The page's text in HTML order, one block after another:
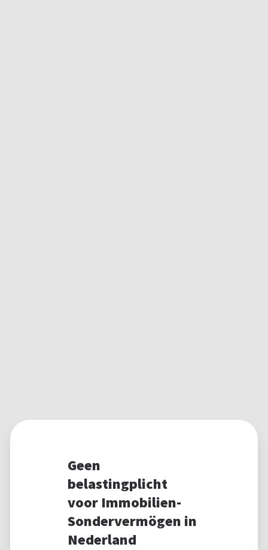
Geen
belastingplicht
voor Immobilien-
Sondervermögen in
Nederland